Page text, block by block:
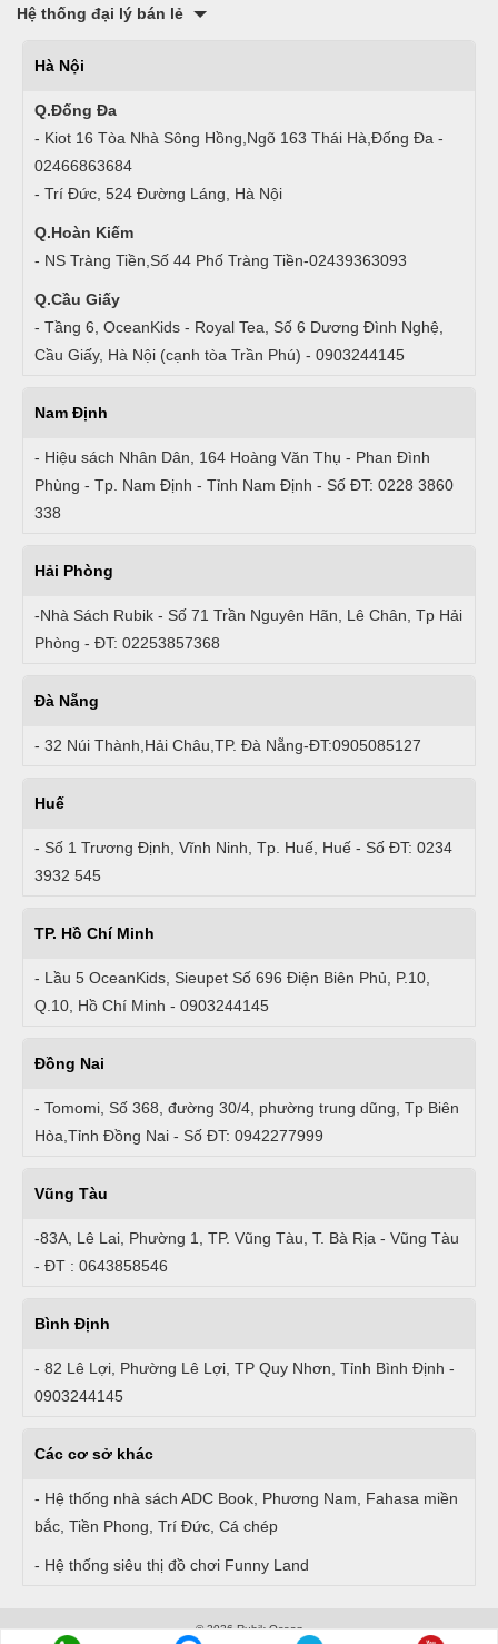
Hệ thống đại lý bán lẻ
Hà Nội
Q.Đống Đa
- Kiot 16 Tòa Nhà Sông Hồng,Ngõ 163 Thái Hà,Đống Đa -
02466863684
- Trí Đức, 524 Đường Láng, Hà Nội
Q.Hoàn Kiếm
- NS Tràng Tiền,Số 44 Phố Tràng Tiền-02439363093
Q.Cầu Giấy
- Tầng 6, OceanKids - Royal Tea, Số 6 Dương Đình Nghệ,
Cầu Giấy, Hà Nội (cạnh tòa Trần Phú) - 0903244145
Nam Định
- Hiệu sách Nhân Dân, 164 Hoàng Văn Thụ - Phan Đình
Phùng - Tp. Nam Định - Tỉnh Nam Định - Số ĐT: 0228 3860
338
Hải Phòng
-Nhà Sách Rubik - Số 71 Trần Nguyên Hãn, Lê Chân, Tp Hải
Phòng - ĐT: 02253857368
Đà Nẵng
- 32 Núi Thành,Hải Châu,TP. Đà Nẵng-ĐT:0905085127
Huế
- Số 1 Trương Định, Vĩnh Ninh, Tp. Huế, Huế - Số ĐT: 0234
3932 545
TP. Hồ Chí Minh
- Lầu 5 OceanKids, Sieupet Số 696 Điện Biên Phủ, P.10,
Q.10, Hồ Chí Minh - 0903244145
Đồng Nai
- Tomomi, Số 368, đường 30/4, phường trung dũng, Tp Biên
Hòa,Tỉnh Đồng Nai - Số ĐT: 0942277999
Vũng Tàu
-83A, Lê Lai, Phường 1, TP. Vũng Tàu, T. Bà Rịa - Vũng Tàu
- ĐT : 0643858546
Bình Định
- 82 Lê Lợi, Phường Lê Lợi, TP Quy Nhơn, Tỉnh Bình Định -
0903244145
Các cơ sở khác
- Hệ thống nhà sách ADC Book, Phương Nam, Fahasa miền
bắc, Tiền Phong, Trí Đức, Cá chép
- Hệ thống siêu thị đồ chơi Funny Land
© 2026 Rubik Ocean